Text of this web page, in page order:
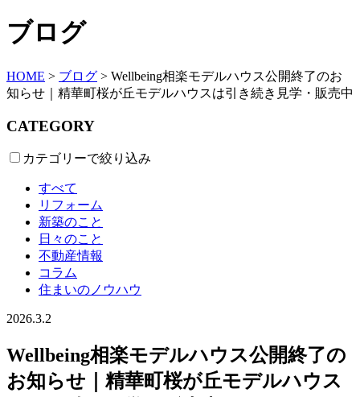
ブログ
HOME > ブログ > Wellbeing相楽モデルハウス公開終了のお
知らせ｜精華町桜が丘モデルハウスは引き続き見学・販売中
CATEGORY
カテゴリーで絞り込み
すべて
リフォーム
新築のこと
日々のこと
不動産情報
コラム
住まいのノウハウ
2026.3.2
Wellbeing相楽モデルハウス公開終了の
お知らせ｜精華町桜が丘モデルハウス